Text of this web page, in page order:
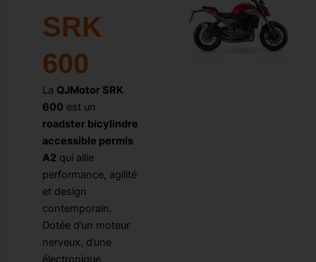
SRK
600
La QJMotor SRK
600 est un
roadster bicylindre
accessible permis
A2 qui allie
performance, agilité
et design
contemporain.
Dotée d’un moteur
nerveux, d’une
électronique